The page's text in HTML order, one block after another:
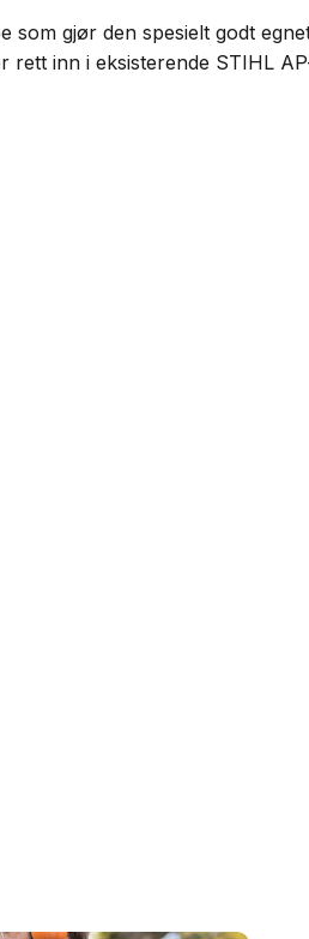
gjør den spesielt godt
inn i eksisterende STIHL